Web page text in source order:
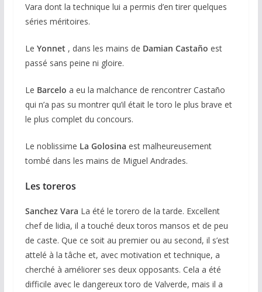
Vara dont la technique lui a permis d’en tirer quelques
séries méritoires.
Le Yonnet , dans les mains de Damian Castaño est
passé sans peine ni gloire.
Le Barcelo a eu la malchance de rencontrer Castaño
qui n’a pas su montrer qu’il était le toro le plus brave et
le plus complet du concours.
Le noblissime La Golosina est malheureusement
tombé dans les mains de Miguel Andrades.
Les toreros
Sanchez Vara La été le torero de la tarde. Excellent
chef de lidia, il a touché deux toros mansos et de peu
de caste. Que ce soit au premier ou au second, il s’est
attelé à la tâche et, avec motivation et technique, a
cherché à améliorer ses deux opposants. Cela a été
difficile avec le dangereux toro de Valverde, mais il a